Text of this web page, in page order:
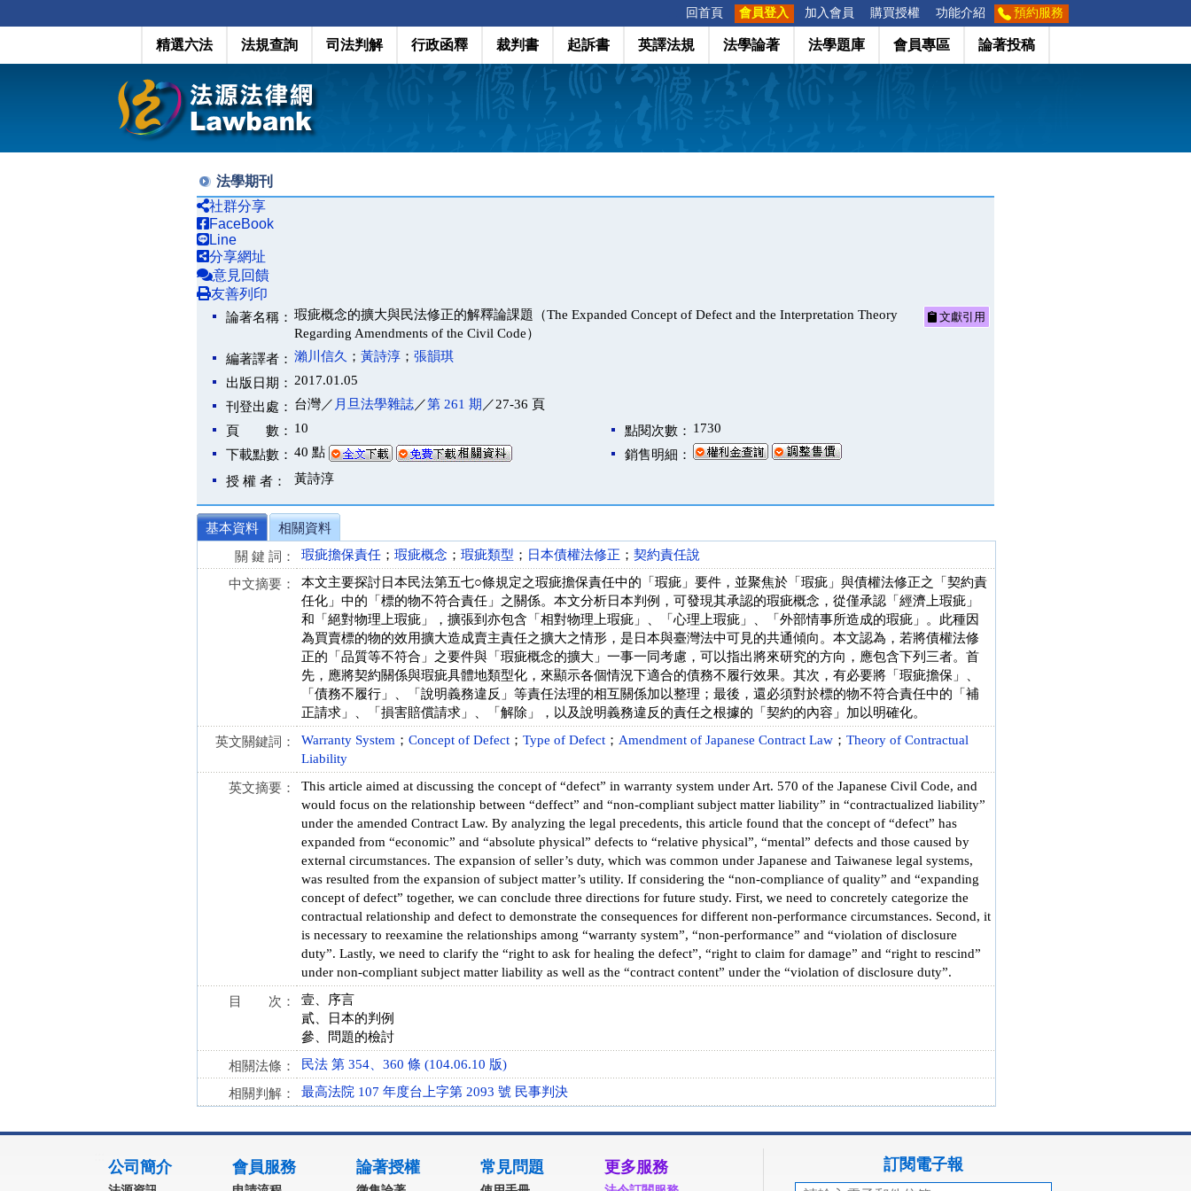
回首頁 會員登入 加入會員 購買授權 功能介紹 預約服務
精選六法 法規查詢 司法判解 行政函釋 裁判書 起訴書 英譯法規 法學論著 法學題庫 會員專區 論著投稿
法學期刊
社群分享
FaceBook
Line
分享網址
意見回饋
友善列印
論著名稱： 瑕疵概念的擴大與民法修正的解釋論課題（The Expanded Concept of Defect and the Interpretation Theory
Regarding Amendments of the Civil Code）
文獻引用
編著譯者： 瀨川信久 ； 黃詩淳 ； 張韻琪
出版日期： 2017.01.05
刊登出處： 台灣／ 月旦法學雜誌／第 261 期 ／27-36 頁
頁 數： 10 點閱次數： 1730
下載點數： 40 點
銷售明細：
授 權 者：
黃詩淳
基本資料
相關資料
關 鍵 詞：
瑕疵擔保責任 ； 瑕疵概念 ； 瑕疵類型 ； 日本債權法修正 ； 契約責任說
中文摘要：
本文主要探討日本民法第五七○條規定之瑕疵擔保責任中的「瑕疵」要件，並聚焦於「瑕疵」與債權法修正之「契約責
任化」中的「標的物不符合責任」之關係。本文分析日本判例，可發現其承認的瑕疵概念，從僅承認「經濟上瑕疵」
和「絕對物理上瑕疵」，擴張到亦包含「相對物理上瑕疵」、「心理上瑕疵」、「外部情事所造成的瑕疵」。此種因
為買賣標的物的效用擴大造成賣主責任之擴大之情形，是日本與臺灣法中可見的共通傾向。本文認為，若將債權法修
正的「品質等不符合」之要件與「瑕疵概念的擴大」一事一同考慮，可以指出將來研究的方向，應包含下列三者。首
先，應將契約關係與瑕疵具體地類型化，來顯示各個情況下適合的債務不履行效果。其次，有必要將「瑕疵擔保」、
「債務不履行」、「說明義務違反」等責任法理的相互關係加以整理；最後，還必須對於標的物不符合責任中的「補
正請求」、「損害賠償請求」、「解除」，以及說明義務違反的責任之根據的「契約的內容」加以明確化。
英文關鍵詞： Warranty System ； Concept of Defect ； Type of Defect ； Amendment of Japanese Contract Law ； Theory of Contractual
Liability
英文摘要：
This article aimed at discussing the concept of “defect” in warranty system under Art. 570 of the Japanese Civil Code, and
would focus on the relationship between “deffect” and “non-compliant subject matter liability” in “contractualized liability”
under the amended Contract Law. By analyzing the legal precedents, this article found that the concept of “defect” has
expanded from “economic” and “absolute physical” defects to “relative physical”, “mental” defects and those caused by
external circumstances. The expansion of seller’s duty, which was common under Japanese and Taiwanese legal systems,
was resulted from the expansion of subject matter’s utility. If considering the “non-compliance of quality” and “expanding
concept of defect” together, we can conclude three directions for future study. First, we need to concretely categorize the
contractual relationship and defect to demonstrate the consequences for different non-performance circumstances. Second, it
is necessary to reexamine the relationships among “warranty system”, “non-performance” and “violation of disclosure
duty”. Lastly, we need to clarify the “right to ask for healing the defect”, “right to claim for damage” and “right to rescind”
under non-compliant subject matter liability as well as the “contract content” under the “violation of disclosure duty”.
目 次：
壹、序言
貳、日本的判例
參、問題的檢討
相關法條： 民法 第 354、360 條 (104.06.10 版)
相關判解： 最高法院 107 年度台上字第 2093 號 民事判決
公司簡介 會員服務 論著授權 常見問題 更多服務 訂閱電子報